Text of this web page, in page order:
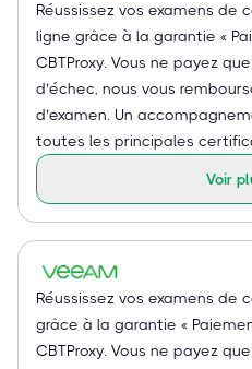
Réussissez vos examens de
ligne grâce à la garantie «
CBTProxy. Vous ne payez
d’échec, nous vous
d’examen. Un
toutes les principales
Voir
Réussissez vos examens de
grâce à la garantie «
CBTProxy. Vous ne payez